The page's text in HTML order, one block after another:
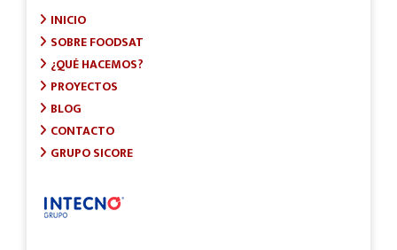
INICIO
SOBRE FOODSAT
¿QUÉ HACEMOS?
PROYECTOS
BLOG
CONTACTO
GRUPO SICORE